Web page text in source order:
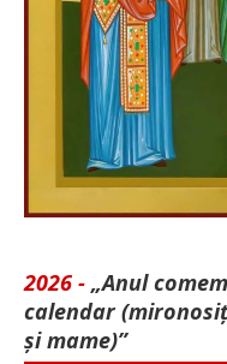
2026 - „Anul
calendar
și mame)”